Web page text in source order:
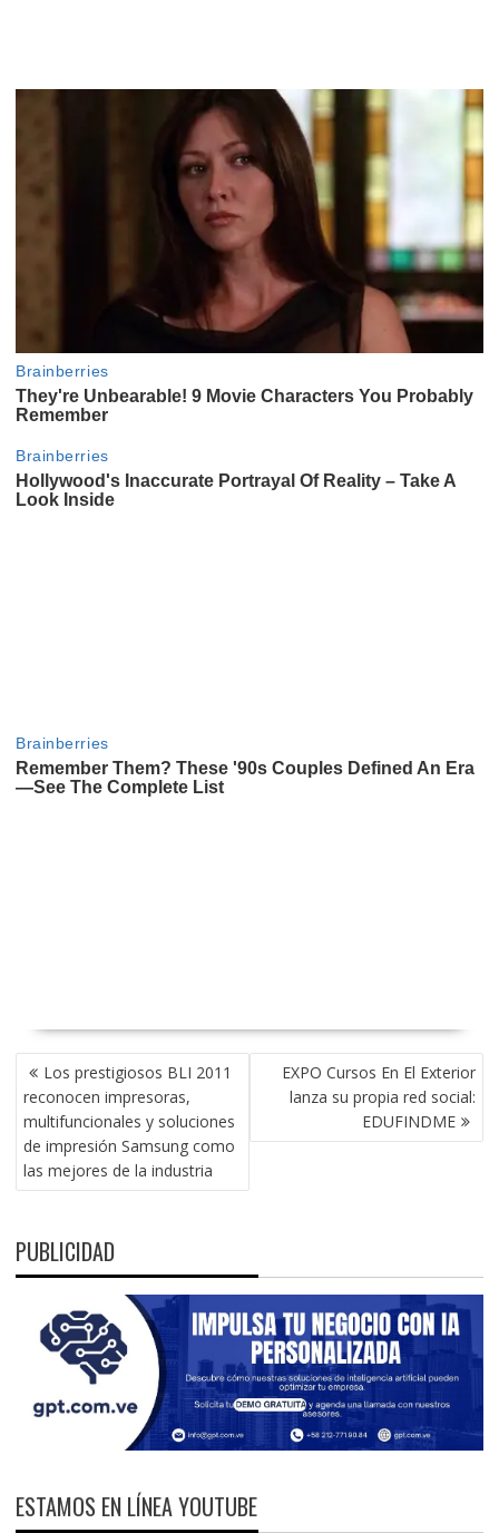
NAVEGACIÓN
DE
ENTRADAS
Los prestigiosos BLI 2011
reconocen impresoras,
multifuncionales y soluciones
de impresión Samsung como
las mejores de la industria
EXPO Cursos En El Exterior
lanza su propia red social:
EDUFINDME
PUBLICIDAD
ESTAMOS EN LÍNEA YOUTUBE